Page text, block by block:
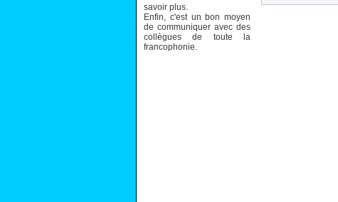
savoir plus.
Enfin, c'est un bon moyen
de communiquer avec des
collègues de toute la
francophonie.